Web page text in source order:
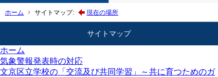
ホーム サイトマップ: 現在の場所
サイトマップ
ホーム
気象警報発表時の対応
文京区立学校の「交流及び共同学習」～共に育つためのガ